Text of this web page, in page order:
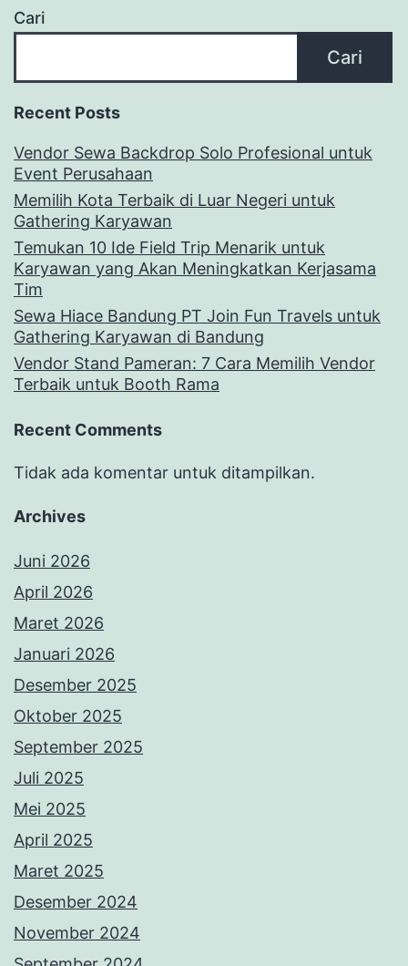
Cari
Cari
Recent Posts
Vendor Sewa Backdrop Solo Profesional untuk
Event Perusahaan
Memilih Kota Terbaik di Luar Negeri untuk
Gathering Karyawan
Temukan 10 Ide Field Trip Menarik untuk
Karyawan yang Akan Meningkatkan Kerjasama
Tim
Sewa Hiace Bandung PT Join Fun Travels untuk
Gathering Karyawan di Bandung
Vendor Stand Pameran: 7 Cara Memilih Vendor
Terbaik untuk Booth Rama
Recent Comments
Tidak ada komentar untuk ditampilkan.
Archives
Juni 2026
April 2026
Maret 2026
Januari 2026
Desember 2025
Oktober 2025
September 2025
Juli 2025
Mei 2025
April 2025
Maret 2025
Desember 2024
November 2024